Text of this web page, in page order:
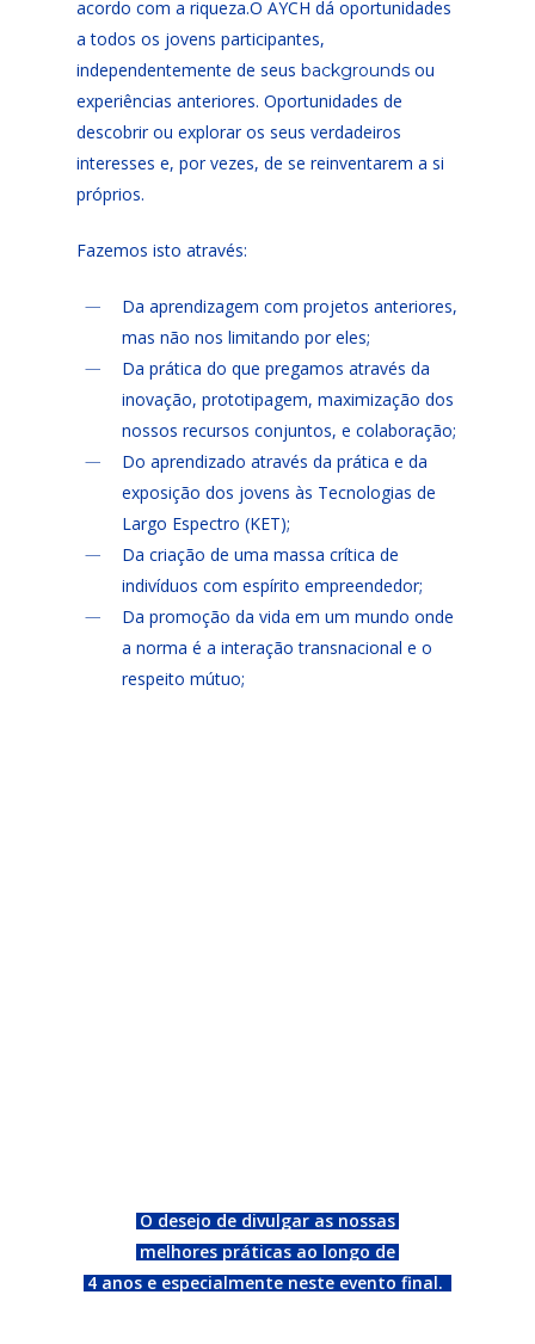
acordo com a riqueza.O AYCH dá oportunidades
a todos os jovens participantes,
independentemente de seusbackgrounds ou
experiências anteriores. Oportunidades de
descobrir ou explorar os seus verdadeiros
interesses e, por vezes, de se reinventarem a si
próprios.
Fazemos isto através:
Da aprendizagem com projetos anteriores,
mas não nos limitando por eles;
Da prática do que pregamos através da
inovação, prototipagem, maximização dos
nossos recursos conjuntos, e colaboração;
Do aprendizado através da prática e da
exposição dos jovens às Tecnologias de
Largo Espectro (KET);
Da criação de uma massa crítica de
indivíduos com espírito empreendedor;
Da promoção da vida em um mundo onde
a norma é a interação transnacional e o
respeito mútuo;
O desejo de divulgar as nossas
melhores práticas ao longo de
4 anos e especialmente neste evento final.